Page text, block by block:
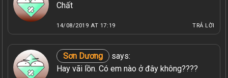
Chất
14/08/2019 AT 17:19 TRẢ LỜI
Sơn Dương
says:
Hay vãi lồn. Có em nào ở đây không????